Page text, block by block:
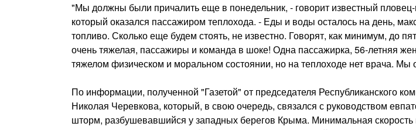
"Мы должны были причалить еще в понедельник, - говорит известный
который оказался пассажиром теплохода. - Еды и воды осталось на день,
топливо. Сколько еще будем стоять, не известно. Говорят, как минимум, до
очень тяжелая, пассажиры и команда в шоке! Одна пассажирка, 56-летняя
тяжелом физическом и моральном состоянии, но на теплоходе нет врача. Мы
По информации, полученной "Газетой" от председателя Республиканского
Николая Черевкова, который, в свою очередь, связался с руководством
шторм, разбушевавшийся у западных берегов Крыма. Минимальная скорость